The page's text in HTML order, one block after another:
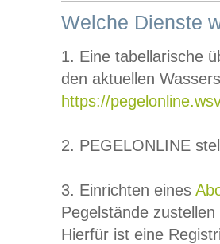
Welche Dienste
1. Eine tabellarische
den aktuellen
https://
2. PEGELONLINE
3. Einrichten eines
Pegelstände
Hierfür ist eine